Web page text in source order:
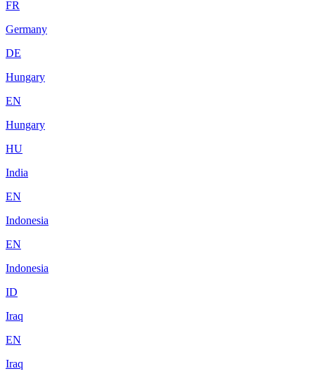
FR
Germany
DE
Hungary
EN
Hungary
HU
India
EN
Indonesia
EN
Indonesia
ID
Iraq
EN
Iraq